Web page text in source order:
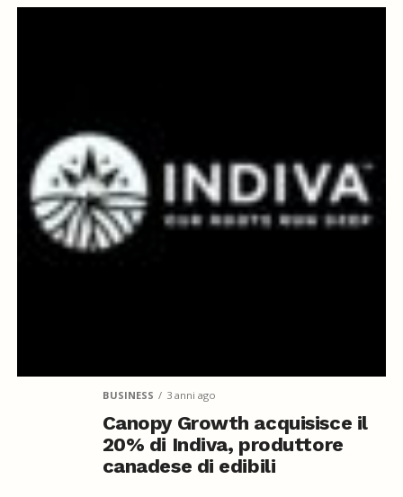
BUSINESS 3 anni ago
Canopy Growth acquisisce il
20% di Indiva, produttore
canadese di edibili